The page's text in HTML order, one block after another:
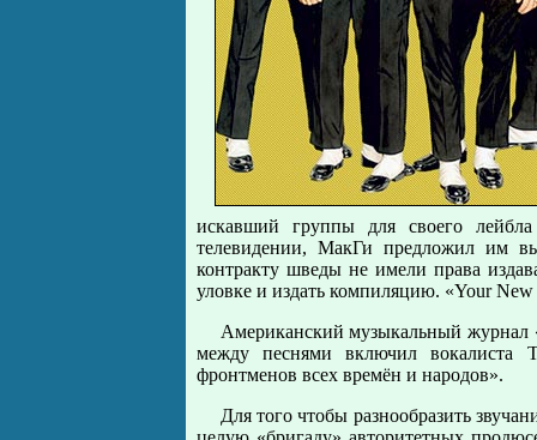
искавший группы для своего
телевидении, МакГи предложил им
контракту шведы не имели права
уловке и издать компиляцию. «Your
Американский музыкальный журнал
между песнями включил вокалиста
фронтменов всех времён и народов».
Для того чтобы разнообразить